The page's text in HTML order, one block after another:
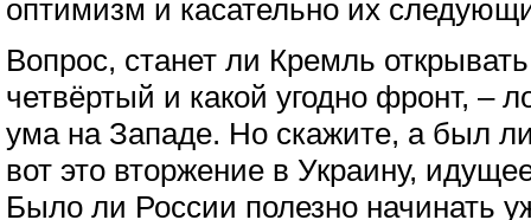
оптимизм и касательно их
Вопрос, станет ли Кремль
четвёртый и какой угодно фронт, –
ума на Западе. Но скажите, а был
вот это вторжение в Украину,
Было ли России полезно начинать